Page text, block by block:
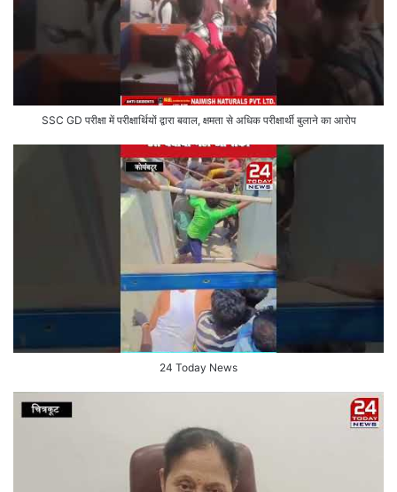
SSC GD परीक्षा में परीक्षार्थियों द्वारा बवाल, क्षमता से अधिक परीक्षार्थी बुलाने का आरोप
24 Today News